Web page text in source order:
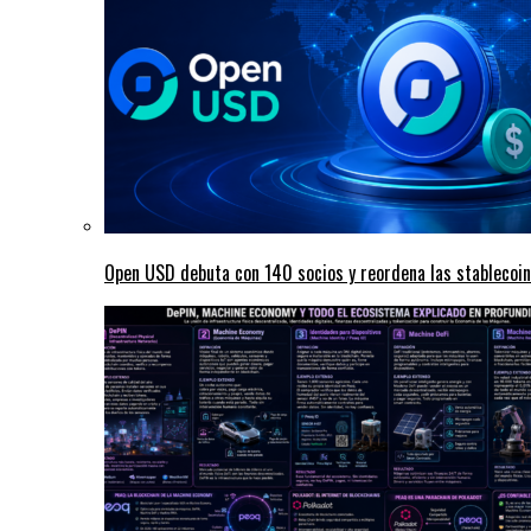
Open USD debuta con 140 socios y reordena las